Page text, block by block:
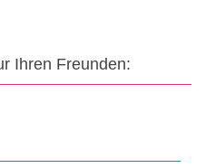
Ihren Freunden: